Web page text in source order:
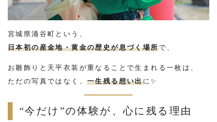
宮城県涌谷町という、
日本初の産金地・黄金の歴史が息づく場所で、
お雛飾りと天平衣装が重なることで生まれる一枚は、
ただの写真ではなく、 一生残る想い出に✨
“今だけ”の体験が、心に残る理由